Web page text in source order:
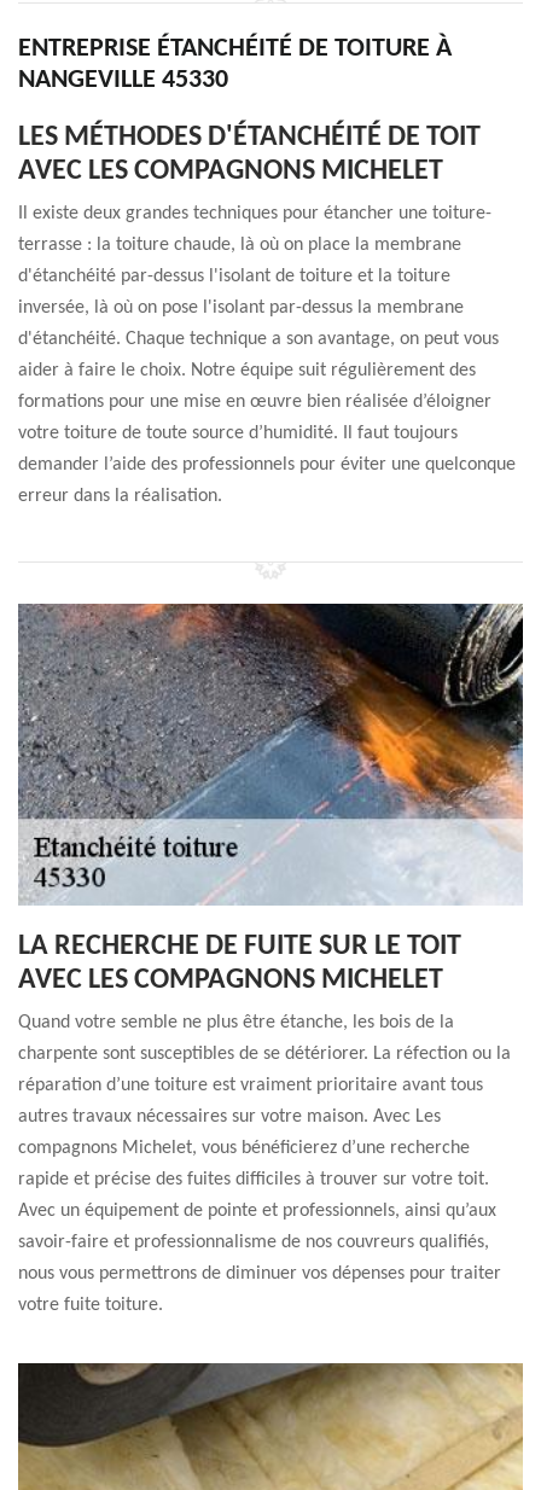
ENTREPRISE ÉTANCHÉITÉ DE TOITURE À
NANGEVILLE 45330
LES MÉTHODES D'ÉTANCHÉITÉ DE TOIT
AVEC LES COMPAGNONS MICHELET
Il existe deux grandes techniques pour étancher une toiture-
terrasse : la toiture chaude, là où on place la membrane
d'étanchéité par-dessus l'isolant de toiture et la toiture
inversée, là où on pose l'isolant par-dessus la membrane
d'étanchéité. Chaque technique a son avantage, on peut vous
aider à faire le choix. Notre équipe suit régulièrement des
formations pour une mise en œuvre bien réalisée d’éloigner
votre toiture de toute source d’humidité. Il faut toujours
demander l’aide des professionnels pour éviter une quelconque
erreur dans la réalisation.
LA RECHERCHE DE FUITE SUR LE TOIT
AVEC LES COMPAGNONS MICHELET
Quand votre semble ne plus être étanche, les bois de la
charpente sont susceptibles de se détériorer. La réfection ou la
réparation d’une toiture est vraiment prioritaire avant tous
autres travaux nécessaires sur votre maison. Avec Les
compagnons Michelet, vous bénéficierez d’une recherche
rapide et précise des fuites difficiles à trouver sur votre toit.
Avec un équipement de pointe et professionnels, ainsi qu’aux
savoir-faire et professionnalisme de nos couvreurs qualifiés,
nous vous permettrons de diminuer vos dépenses pour traiter
votre fuite toiture.